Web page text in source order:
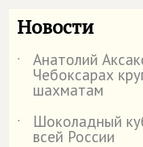
Новости
˙ Анатолий
Чебоксарах
шахматам
˙
Шоколадный
всей России